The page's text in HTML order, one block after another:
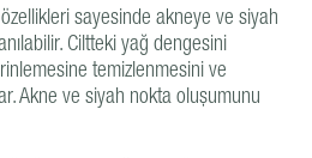
sayesinde akneye ve siyah
Ciltteki yağ dengesini
temizlenmesini ve
Akne ve siyah nokta oluşumunu